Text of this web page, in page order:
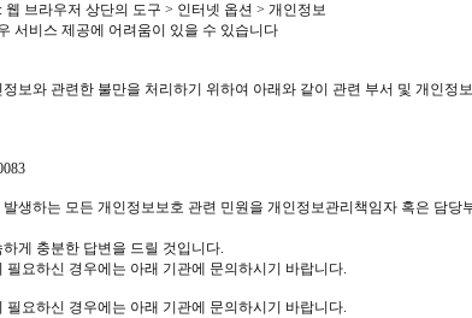
: 웹 브라우저 상단의 도구 > 인터넷 옵션 > 개인정보
서비스 제공에 어려움이 있을 수 있습니다
보와 관련한 불만을 처리하기 위하여 아래와 같이 관련 부서 및 개인정
생하는 모든 개인정보보호 관련 민원을 개인정보관리책임자 혹은 담당
게 충분한 답변을 드릴 것입니다.
요하신 경우에는 아래 기관에 문의하시기 바랍니다.
요하신 경우에는 아래 기관에 문의하시기 바랍니다.